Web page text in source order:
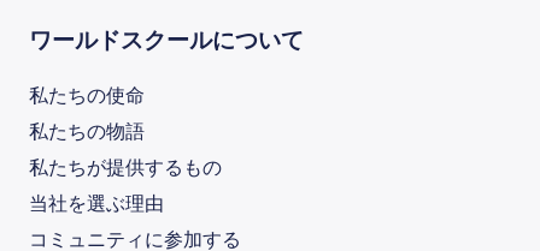
ワールドスクールについて
私たちの使命
私たちの物語
私たちが提供するもの
当社を選ぶ理由
コミュニティに参加する